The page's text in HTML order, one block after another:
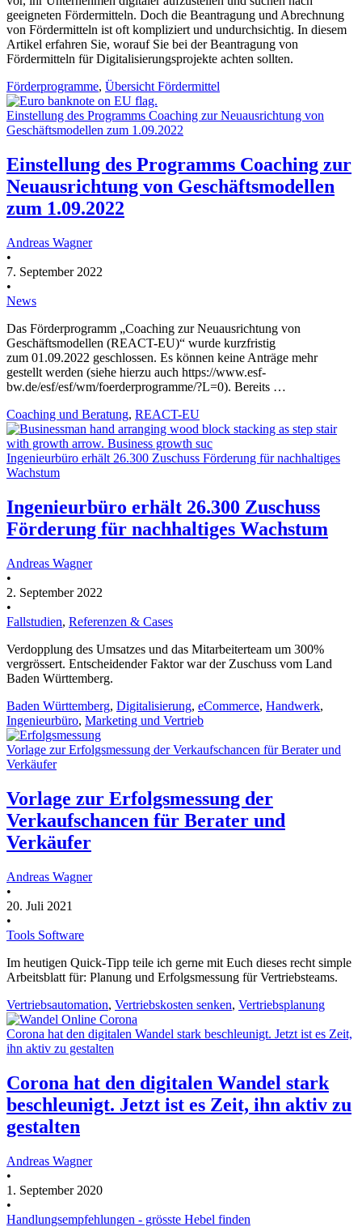
geeigneten Fördermitteln. Doch die Beantragung und Abrechnung
von Fördermitteln ist oft kompliziert und undurchsichtig. In diesem
Artikel erfahren Sie, worauf Sie bei der Beantragung von
Fördermitteln für Digitalisierungsprojekte achten sollten.
Förderprogramme, Übersicht Fördermittel
Einstellung des Programms Coaching zur Neuausrichtung von
Geschäftsmodellen zum 1.09.2022
Einstellung des Programms Coaching zur
Neuausrichtung von Geschäftsmodellen
zum 1.09.2022
Andreas Wagner
•
7. September 2022
•
News
Das Förderprogramm „Coaching zur Neuausrichtung von
Geschäftsmodellen (REACT-EU)“ wurde kurzfristig
zum 01.09.2022 geschlossen. Es können keine Anträge mehr
gestellt werden (siehe hierzu auch https://www.esf-
bw.de/esf/esf/wm/foerderprogramme/?L=0). Bereits …
Coaching und Beratung, REACT-EU
Ingenieurbüro erhält 26.300 Zuschuss Förderung für nachhaltiges
Wachstum
Ingenieurbüro erhält 26.300 Zuschuss
Förderung für nachhaltiges Wachstum
Andreas Wagner
•
2. September 2022
•
Fallstudien, Referenzen & Cases
Verdopplung des Umsatzes und das Mitarbeiterteam um 300%
vergrössert. Entscheidender Faktor war der Zuschuss vom Land
Baden Württemberg.
Baden Württemberg, Digitalisierung, eCommerce, Handwerk,
Ingenieurbüro, Marketing und Vertrieb
Vorlage zur Erfolgsmessung der Verkaufschancen für Berater und
Verkäufer
Vorlage zur Erfolgsmessung der
Verkaufschancen für Berater und
Verkäufer
Andreas Wagner
•
20. Juli 2021
•
Tools Software
Im heutigen Quick-Tipp teile ich gerne mit Euch dieses recht simple
Arbeitsblatt für: Planung und Erfolgsmessung für Vertriebsteams.
Vertriebsautomation, Vertriebskosten senken, Vertriebsplanung
Corona hat den digitalen Wandel stark beschleunigt. Jetzt ist es Zeit,
ihn aktiv zu gestalten
Corona hat den digitalen Wandel stark
beschleunigt. Jetzt ist es Zeit, ihn aktiv zu
gestalten
Andreas Wagner
•
1. September 2020
•
Handlungsempfehlungen - grösste Hebel finden